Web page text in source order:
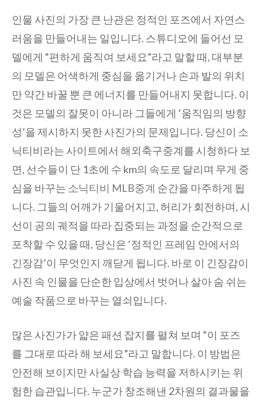
인물 사진의 가장 큰 난관은 정적인 포즈에서 자연스
러움을 만들어내는 일입니다. 스튜디오에 들어선 모
델에게 “편하게 움직여 보세요”라고 말할 때, 대부분
의 모델은 어색하게 중심을 옮기거나 손과 발의 위치
만 약간 바꿀 뿐 큰 에너지를 만들어내지 못합니다. 이
것은 모델의 잘못이 아니라 그들에게 ‘움직임의 방향
성’을 제시하지 못한 사진가의 문제입니다. 당신이 소
닉티비라는 사이트에서 해외축구중계를 시청하다 보
면, 선수들이 단 1초에 수 km의 속도로 달리며 무게 중
심을 바꾸는 소닉티비 MLB중계 순간을 마주하게 됩
니다. 그들의 어깨가 기울어지고, 허리가 회전하며, 시
선이 공의 궤적을 따라 집중되는 과정을 순간적으로
포착할 수 있을 때, 당신은 ‘정적인 프레임 안에서의
긴장감’이 무엇인지 깨닫게 됩니다. 바로 이 긴장감이
사진 속 인물을 단순한 입상에서 벗어나 살아 숨 쉬는
예술 작품으로 바꾸는 열쇠입니다.
많은 사진가가 얇은 패션 잡지를 펼쳐 보며 “이 포즈
를 그대로 따라 해 보세요”라고 말합니다. 이 방법은
안전해 보이지만 사실상 학습 능력을 저하시키는 위
험한 습관입니다. 누군가 창조해낸 2차원의 결과물을